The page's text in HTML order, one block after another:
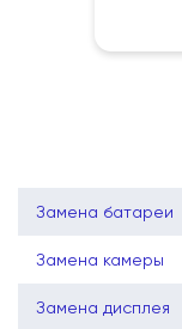
Замена батареи
Замена камеры
Замена дисплея